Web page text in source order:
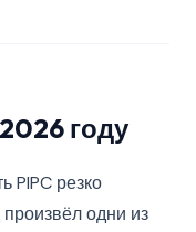
году
PIPC резко
одни из